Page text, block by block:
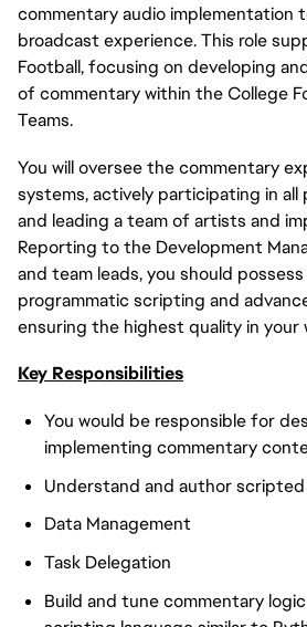
commentary audio implementation
broadcast experience. This role
Football, focusing on developing
of commentary within the College
Teams.
You will oversee the commentary
systems, actively participating in
and leading a team of artists and
Reporting to the Development
and team leads, you should
programmatic scripting and
ensuring the highest quality in your
Key Responsibilities
You would be responsible for
implementing commentary
Understand and author
Data Management
Task Delegation
Build and tune commentary